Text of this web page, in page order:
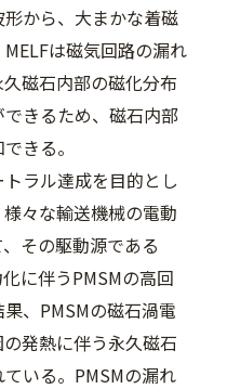
から、大まかな着磁
は磁気回路の漏れ
磁石内部の磁化分布
きるため、磁石内部
きる。
ラル達成を目的とし
々な輸送機械の電動
その駆動源である
に伴うPMSMの高回
、PMSMの磁石渦電
発熱に伴う永久磁石
いる。PMSMの漏れ